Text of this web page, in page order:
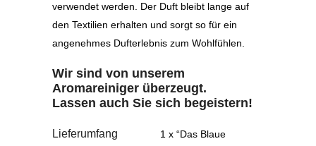
verwendet werden. Der Duft bleibt lange auf
den Textilien erhalten und sorgt so für ein
angenehmes Dufterlebnis zum Wohlfühlen.
Wir sind von unserem
Aromareiniger überzeugt.
Lassen auch Sie sich begeistern!
Lieferumfang
1 x “Das Blaue